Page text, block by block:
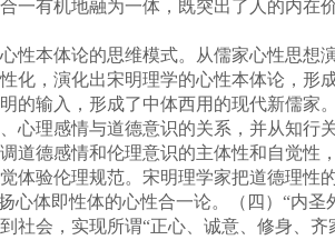
一有机地融为一体，既突出了人的内
本体论的思维模式。从儒家心性思想
化，演化出宋明理学的心性本体论，
的输入，形成了中体西用的现代新儒
心理感情与道德意识的关系，并从知
道德感情和伦理意识的主体性和自觉
体验伦理规范。宋明理学家把道德理
心体即性体的心性合一论。（四）“内
社会，实现所谓“正心、诚意、修身、